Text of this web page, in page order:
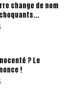
change de nom
? Le
!